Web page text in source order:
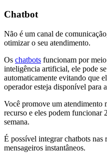
Chatbot
Não é um canal de
otimizar o seu atendimento.
Os chatbots funcionam por
inteligência artificial, ele pode
automaticamente evitando que
operador esteja disponível para
Você promove um atendimento
recurso e eles podem funcionar
semana.
É possível integrar chatbots nas
mensageiros instantâneos.